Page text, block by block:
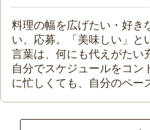
料理の幅を広げたい・好き
い、応募。「美味しい」と
言葉は、何にも代えがたい
自分でスケジュールをコン
に忙しくても、自分のペー